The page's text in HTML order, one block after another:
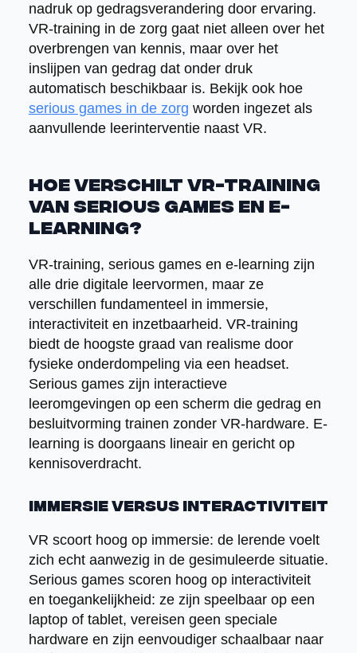
nadruk op gedragsverandering door ervaring.
VR-training in de zorg gaat niet alleen over het
overbrengen van kennis, maar over het
inslijpen van gedrag dat onder druk
automatisch beschikbaar is. Bekijk ook hoe
serious games in de zorg worden ingezet als
aanvullende leerinterventie naast VR.
Hoe verschilt VR-training
van serious games en e-
learning?
VR-training, serious games en e-learning zijn
alle drie digitale leervormen, maar ze
verschillen fundamenteel in immersie,
interactiviteit en inzetbaarheid. VR-training
biedt de hoogste graad van realisme door
fysieke onderdompeling via een headset.
Serious games zijn interactieve
leeromgevingen op een scherm die gedrag en
besluitvorming trainen zonder VR-hardware. E-
learning is doorgaans lineair en gericht op
kennisoverdracht.
Immersie versus interactiviteit
VR scoort hoog op immersie: de lerende voelt
zich echt aanwezig in de gesimuleerde situatie.
Serious games scoren hoog op interactiviteit
en toegankelijkheid: ze zijn speelbaar op een
laptop of tablet, vereisen geen speciale
hardware en zijn eenvoudiger schaalbaar naar